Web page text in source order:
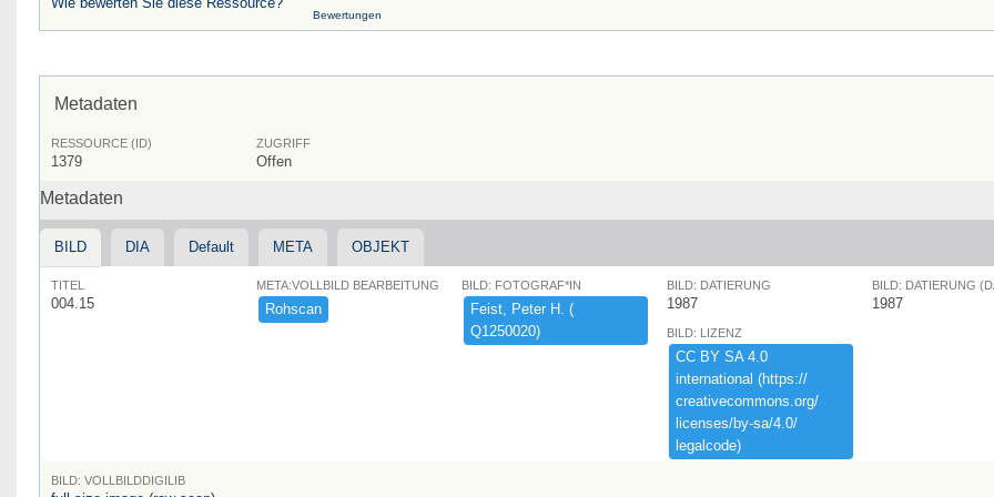
Bewertungen
Metadaten
RESSOURCE (ID)
1379
ZUGRIFF
Offen
Metadaten
BILD DIA Default META OBJEKT
TITEL
004.15
META:VOLLBILD BEARBEITUNG
Rohscan
BILD: FOTOGRAF*IN
Feist,​ ​Peter ​H.​ ​(​
Q1250020)​
BILD: DATIERUNG
1987
BILD: DATIERUNG
1987
BILD: LIZENZ
CC ​BY ​SA ​4.​0 ​
international ​(​https:​/​/​
creativecommons.​org/​
licenses/​by-​sa/​4.​0/​
legalcode)​
BILD: VOLLBILDDIGILIB